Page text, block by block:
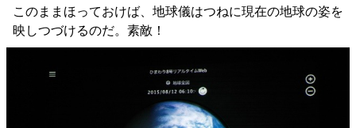
このままほっておけば、地球儀はつねに現在の地球の姿を
映しつづけるのだ。素敵！